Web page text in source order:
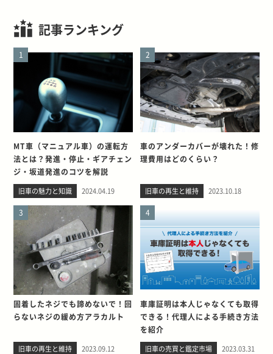
記事ランキング
1
MT車（マニュアル車）の運転方
法とは？発進・停止・ギアチェン
ジ・坂道発進のコツを解説
旧車の魅力と知識 2024.04.19
2
車のアンダーカバーが壊れた！修
理費用はどのくらい？
旧車の再生と維持 2023.10.18
3
固着したネジでも諦めないで！回
らないネジの緩め方アラカルト
旧車の再生と維持 2023.09.12
4
車庫証明は本人じゃなくても取得
できる！代理人による手続き方法
を紹介
旧車の売買と鑑定市場 2023.03.31